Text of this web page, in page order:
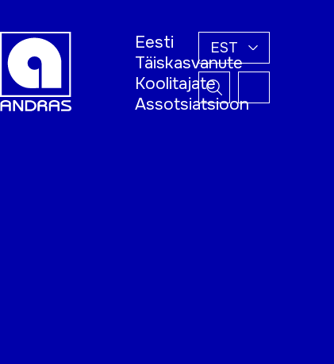
Eesti
Täiskasvanute
Koolitajate
Assotsiatsioon
EST